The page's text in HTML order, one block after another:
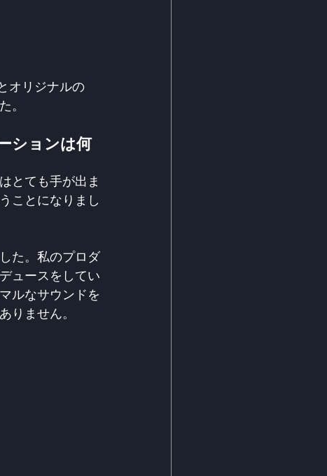
オリジナルの
。
ションは何
とても手が出ま
ことになりまし
た。私のプロダ
ュースをしてい
ルなサウンドを
りません。